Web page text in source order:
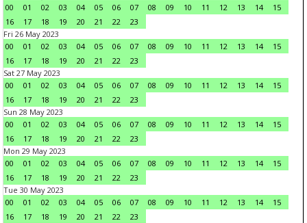
00
01 02 03 04 05 06 07 08 09 10 11 12 13 14
15
16
17 18 19 20 21 22
23
Fri 26 May 2023
00
01 02 03 04 05 06 07 08 09 10 11 12 13 14
15
16
17 18 19 20 21 22
23
Sat 27 May 2023
00
01 02 03 04 05 06 07 08 09 10 11 12 13 14
15
16
17 18 19 20 21 22
23
Sun 28 May 2023
00
01 02 03 04 05 06 07 08 09 10 11 12 13 14
15
16
17 18 19 20 21 22
23
Mon 29 May 2023
00
01 02 03 04 05 06 07 08 09 10 11 12 13 14
15
16
17 18 19 20 21 22
23
Tue 30 May 2023
00
01 02 03 04 05 06 07 08 09 10 11 12 13 14
15
16
17 18 19 20 21 22
23